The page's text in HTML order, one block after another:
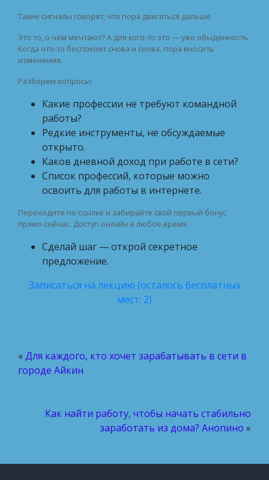
Такие сигналы говорят, что пора двигаться дальше.
Это то, о чём мечтают? А для кого-то это — уже обыденность.
Когда что-то беспокоит снова и снова, пора вносить
изменения.
Разберем вопросы:
Какие профессии не требуют командной
работы?
Редкие инструменты, не обсуждаемые
открыто.
Каков дневной доход при работе в сети?
Список профессий, которые можно
освоить для работы в интернете.
Переходите по ссылке и забирайте свой первый бонус
прямо сейчас. Доступ онлайн в любое время.
Сделай шаг — открой секретное
предложение.
Записаться на лекцию (осталось бесплатных
мест: 2)
«Для каждого, кто хочет зарабатывать в сети в
городе Айкин
Как найти работу, чтобы начать стабильно
заработать из дома? Анопино »